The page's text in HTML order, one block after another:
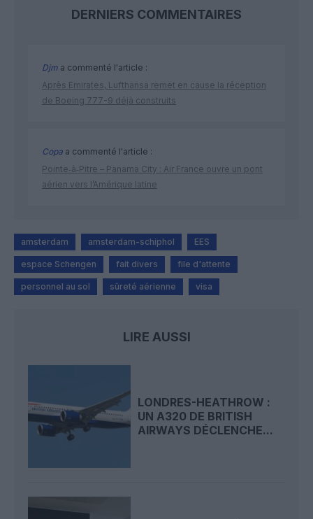
DERNIERS COMMENTAIRES
Djm a commenté l'article :
Après Emirates, Lufthansa remet en cause la réception
de Boeing 777-9 déjà construits
Copa a commenté l'article :
Pointe‑à‑Pitre – Panama City : Air France ouvre un pont
aérien vers l’Amérique latine
amsterdam amsterdam-schiphol EES
espace Schengen fait divers file d'attente
personnel au sol sûreté aérienne visa
LIRE AUSSI
LONDRES-HEATHROW :
UN A320 DE BRITISH
AIRWAYS DÉCLENCHE...